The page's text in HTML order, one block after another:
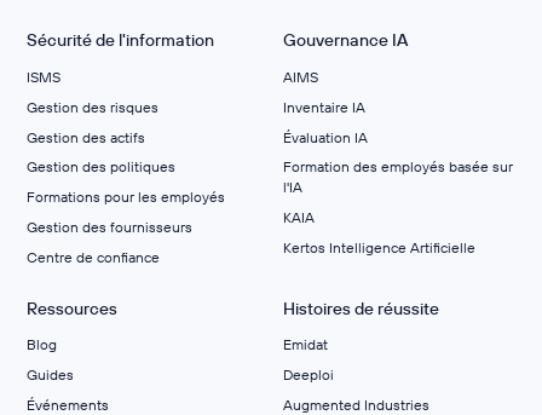
Sécurité de l'information
ISMS
Gestion des risques
Gestion des actifs
Gestion des politiques
Formations pour les employés
Gestion des fournisseurs
Centre de confiance
Gouvernance IA
AIMS
Inventaire IA
Évaluation IA
Formation des employés basée sur
l'IA
KAIA
Kertos Intelligence Artificielle
Ressources
Blog
Guides
Événements
Histoires de réussite
Emidat
Deeploi
Augmented Industries